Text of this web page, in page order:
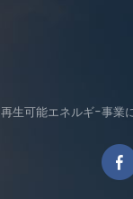
再生可能エネルギ-事業